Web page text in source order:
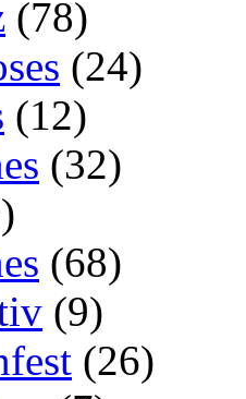
(78)
(24)
(12)
(32)
(68)
(9)
(26)